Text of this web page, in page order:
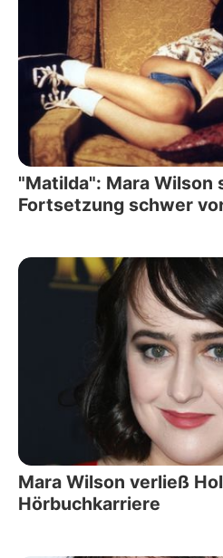
"Matilda": Mara Wilson
Fortsetzung schwer
Mara Wilson verließ
Hörbuchkarriere